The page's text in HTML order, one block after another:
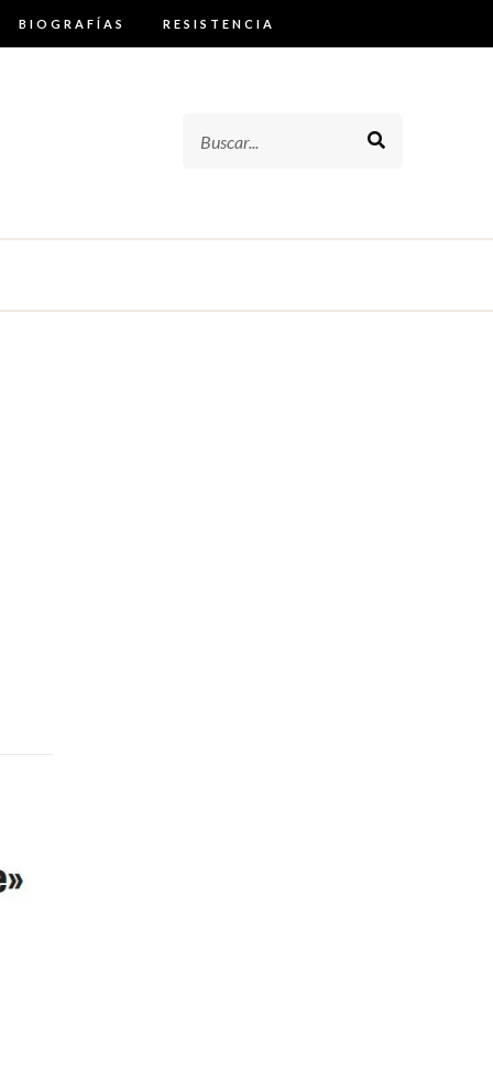
BIOGRAFÍAS RESISTENCIA